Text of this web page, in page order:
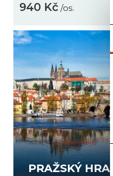
940 Kč /os.
PRAŽSKÝ HRAD